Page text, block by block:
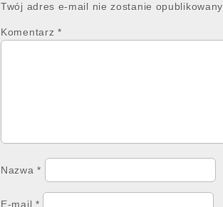
Twój adres e-mail nie zostanie opublikowany.
Komentarz *
Nazwa*
E-mail *